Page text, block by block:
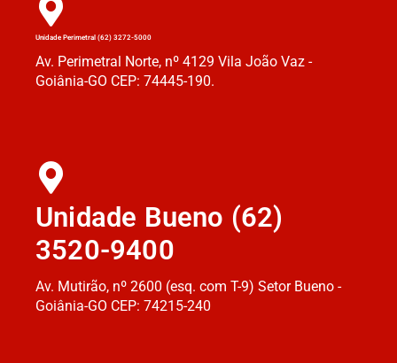
Unidade Perimetral (62) 3272-5000
Av. Perimetral Norte, nº 4129 Vila João Vaz -
Goiânia-GO CEP: 74445-190.
Unidade Bueno (62)
3520-9400
Av. Mutirão, nº 2600 (esq. com T-9) Setor Bueno -
Goiânia-GO CEP: 74215-240